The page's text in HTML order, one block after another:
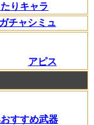
りキャラ
ガチャシミュ
アピス
すすめ武器